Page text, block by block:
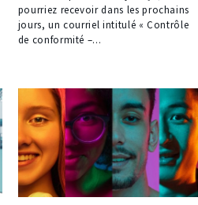
pourriez recevoir dans les prochains
jours, un courriel intitulé « Contrôle
de conformité –...